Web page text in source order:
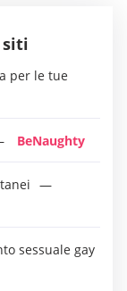
siti
per le tue
BeNaughty
sessuale gay